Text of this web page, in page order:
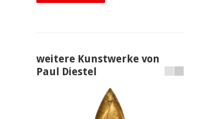
weitere Kunstwerke von
Paul Diestel